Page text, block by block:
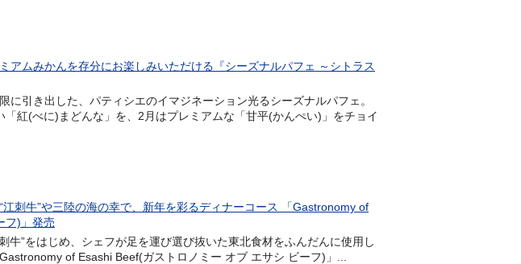
アムみかんを存分にお楽しみいただける『シーズナルパフェ ～シトラス
に引き出した、パティシエのイマジネーション光るシーズナルパフェ。
紅(べに)まどんな」を、2月はプレミアムな「甘平(かんぺい)」をチョイ
江刺牛”や三陸の海の幸で、新年を彩るディナーコース 「Gastronomy of
フ)」発売
牛”をはじめ、シェフが足を運び選び抜いた東北食材をふんだんに使用し
of Esashi Beef(ガストロノミー オブ エサシ ビーフ)」...